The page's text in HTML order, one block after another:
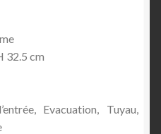
32.5 cm
Evacuation, Tuyau,